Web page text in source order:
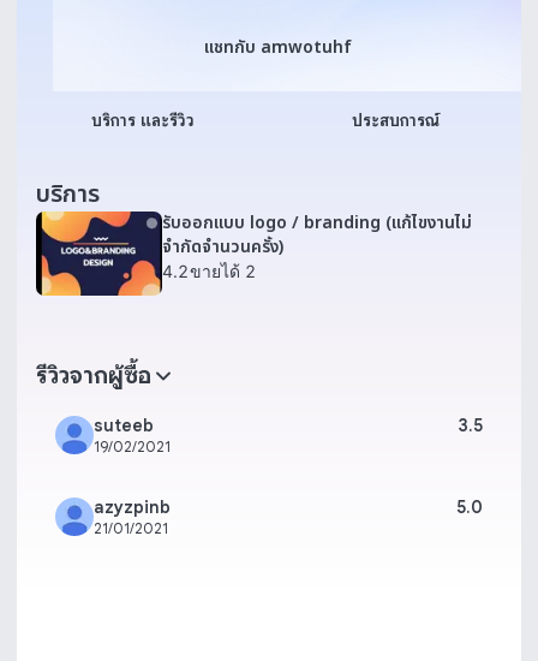
แชทกับ amwotuhf
แชทกับ amwotuhf
บริการ และรีวิว ประสบการณ์
บริการ
รับออกแบบ logo / branding (แก้ไขงานไม่
จำกัดจำนวนครั้ง)
4.2ขายได้ 2
รีวิวจากผู้ซื้อ
suteeb
19/02/2021
3.5
azyzpinb
21/01/2021
5.0